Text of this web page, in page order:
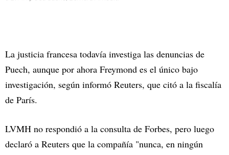
La justicia francesa todavía investiga las denuncias de
Puech, aunque por ahora Freymond es el único bajo
investigación, según informó Reuters, que citó a la fiscalía
de París.
LVMH no respondió a la consulta de Forbes, pero luego
declaró a Reuters que la compañía "nunca, en ningún